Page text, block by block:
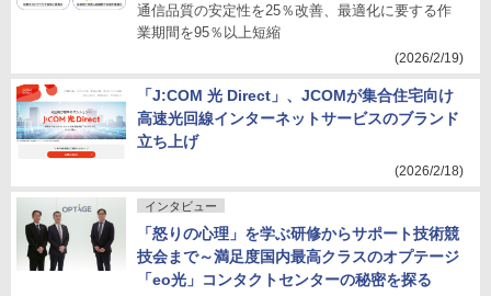
通信品質の安定性を25％改善、最適化に要する作
業期間を95％以上短縮
(2026/2/19)
「J:COM 光 Direct」、JCOMが集合住宅向け
高速光回線インターネットサービスのブランド
立ち上げ
(2026/2/18)
インタビュー
「怒りの心理」を学ぶ研修からサポート技術競
技会まで～満足度国内最高クラスのオプテージ
「eo光」コンタクトセンターの秘密を探る